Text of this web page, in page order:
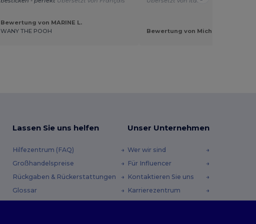
Bewertung von MARINE L.
WANY THE POOH
Bewertung von Michela M.
Lassen Sie uns helfen
Hilfezentrum (FAQ)
Großhandelspreise
Rückgaben & Rückerstattungen
Glossar
Unser Unternehmen
Wer wir sind
Für Influencer
Kontaktieren Sie uns
Karrierezentrum